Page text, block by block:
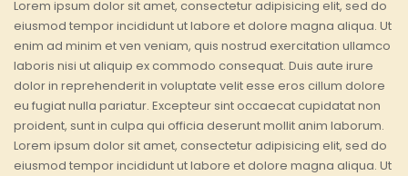
Lorem ipsum dolor sit amet, consectetur adipisicing elit, sed do
eiusmod tempor incididunt ut labore et dolore magna aliqua. Ut
enim ad minim et ven veniam, quis nostrud exercitation ullamco
laboris nisi ut aliquip ex commodo consequat. Duis aute irure
dolor in reprehenderit in voluptate velit esse eros cillum dolore
eu fugiat nulla pariatur. Excepteur sint occaecat cupidatat non
proident, sunt in culpa qui officia deserunt mollit anim laborum.
Lorem ipsum dolor sit amet, consectetur adipisicing elit, sed do
eiusmod tempor incididunt ut labore et dolore magna aliqua. Ut